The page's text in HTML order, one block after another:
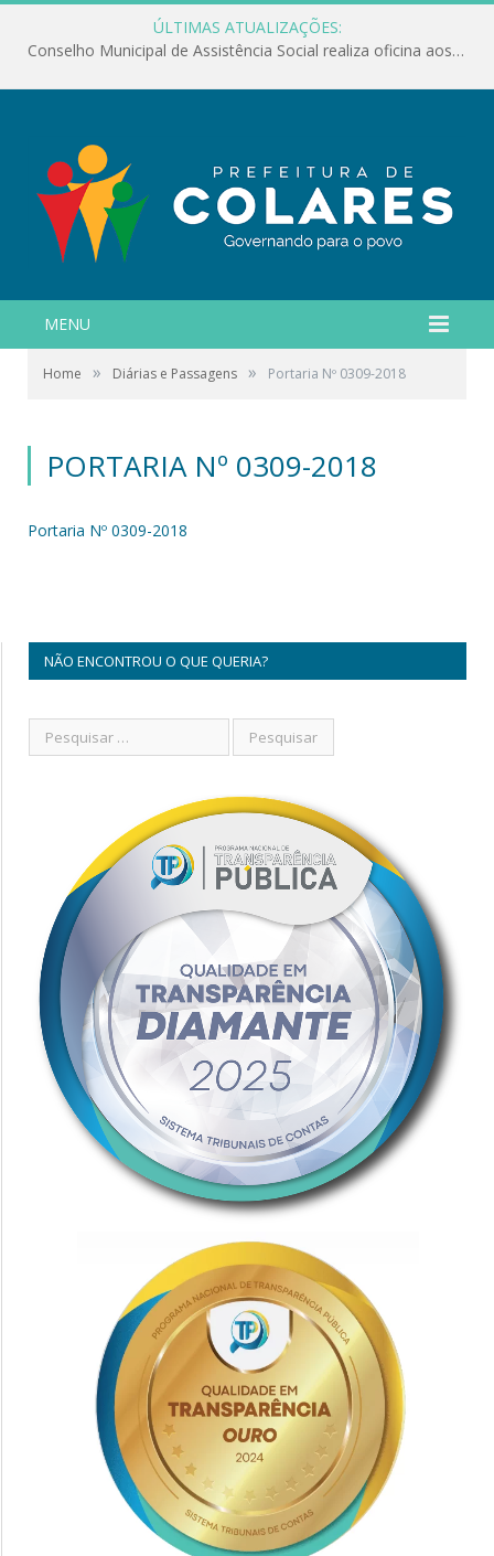
ÚLTIMAS ATUALIZAÇÕES:
Conselho Municipal de Assistência Social realiza oficina aos servidores
MENU
Home » Diárias e Passagens » Portaria Nº 0309-2018
PORTARIA Nº 0309-2018
Portaria Nº 0309-2018
NÃO ENCONTROU O QUE QUERIA?